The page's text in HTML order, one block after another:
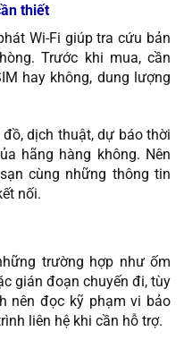
thiết
Wi-Fi giúp tra cứu bản
Trước khi mua, cần
hay không, dung lượng
dịch thuật, dự báo thời
hãng hàng không. Nên
cùng những thông tin
nối.
trường hợp như ốm
gián đoạn chuyến đi, tùy
nên đọc kỹ phạm vi bảo
liên hệ khi cần hỗ trợ.